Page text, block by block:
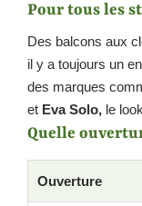
Pour tous les
Des balcons aux
il y a toujours un
des marques
et Eva Solo, le
Quelle
Ouverture